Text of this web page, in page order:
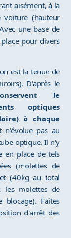
aisément, à la
voiture (hauteur
une base de
pour divers
est la tenue de
D'après le
le
optiques
à chaque
n'évolue pas au
optique. Il n'y
en place de tels
(molettes de
(40kg au total
les molettes de
Faites
d'arrêt des